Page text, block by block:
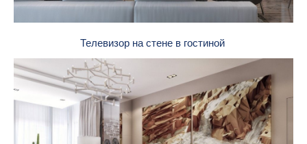
Телевизор на стене в гостиной